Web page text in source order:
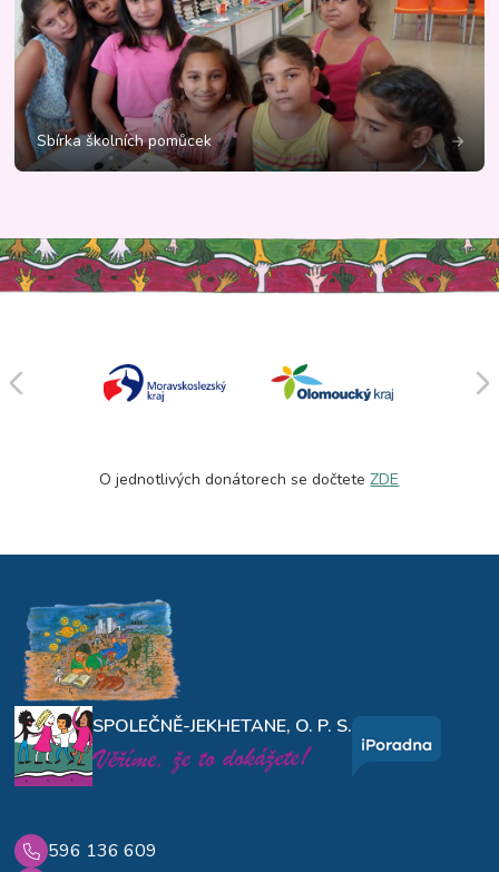
Sbírka školních pomůcek
O jednotlivých donátorech se dočteteZDE
SPOLEČNĚ-JEKHETANE, O. P. S.
596 136 609